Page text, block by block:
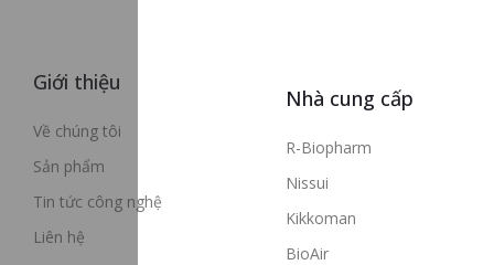
Giới thiệu
Về chúng tôi
Sản phẩm
Tin tức công nghệ
Liên hệ
Nhà cung cấp
R-Biopharm
Nissui
Kikkoman
BioAir